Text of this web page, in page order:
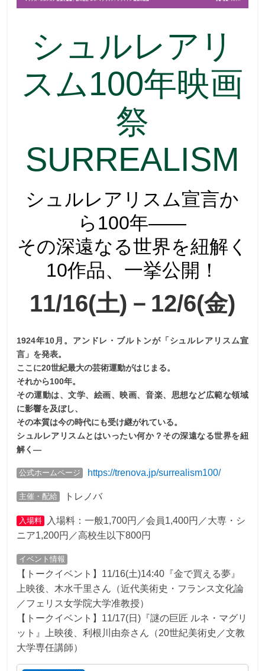
シュルレアリ
スム100年映画
祭
SURREALISM
シュルレアリスム宣言か
ら100年――
その深遠なる世界を紐解く
10作品、一挙公開！
11/16(土)－12/6(金)
1924年10月。アンドレ・ブルトンが「シュルレアリスム宣
言」を発表。
ここに20世紀最大の芸術運動がはじまる。
それから100年。
その運動は、文学、絵画、映画、音楽、思想など広範な領域
に影響を及ぼし、
その本質は今の時代にも受け継がれている。
シュルレアリスムとはいったい何か？その深遠なる世界を紐
解く―
公式ホームページ https://trenova.jp/surrealism100/
主催・配給 トレノバ
入場料
入場料：一般1,700円／会員1,400円／大専・シ
ニア1,200円／高校生以下800円
イベント情報
【トークイベント】11/16(土)14:40『金で買える夢』
上映後、木水千里さん（近代美術史・フランス文化論
／フェリス女学院大学准教授）
【トークイベント】11/17(日)『謎の巨匠 ルネ・マグリ
ット』上映後、利根川由奈さん（20世紀美術史／文教
大学専任講師）